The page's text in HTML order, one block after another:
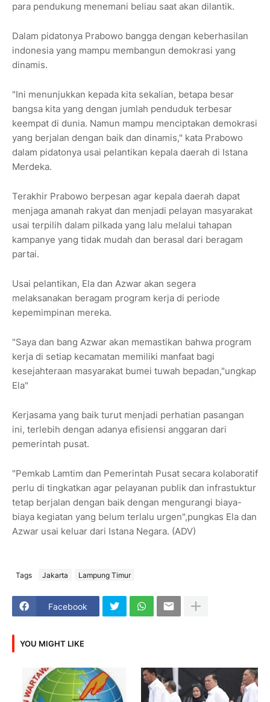
para pendukung menemani beliau saat akan dilantik.
Dalam pidatonya Prabowo bangga dengan keberhasilan
indonesia yang mampu membangun demokrasi yang
dinamis.
"Ini menunjukkan kepada kita sekalian, betapa besar
bangsa kita yang dengan jumlah penduduk terbesar
keempat di dunia. Namun mampu menciptakan demokrasi
yang berjalan dengan baik dan dinamis," kata Prabowo
dalam pidatonya usai pelantikan kepala daerah di Istana
Merdeka.
Terakhir Prabowo berpesan agar kepala daerah dapat
menjaga amanah rakyat dan menjadi pelayan masyarakat
usai terpilih dalam pilkada yang lalu melalui tahapan
kampanye yang tidak mudah dan berasal dari beragam
partai.
Usai pelantikan, Ela dan Azwar akan segera
melaksanakan beragam program kerja di periode
kepemimpinan mereka.
"Saya dan bang Azwar akan memastikan bahwa program
kerja di setiap kecamatan memiliki manfaat bagi
kesejahteraan masyarakat bumei tuwah bepadan,"ungkap
Ela"
Kerjasama yang baik turut menjadi perhatian pasangan
ini, terlebih dengan adanya efisiensi anggaran dari
pemerintah pusat.
"Pemkab Lamtim dan Pemerintah Pusat secara kolaboratif
perlu di tingkatkan agar pelayanan publik dan infrastuktur
tetap berjalan dengan baik dengan mengurangi biaya-
biaya kegiatan yang belum terlalu urgen",pungkas Ela dan
Azwar usai keluar dari Istana Negara. (ADV)
Tags Jakarta Lampung Timur
Facebook
YOU MIGHT LIKE